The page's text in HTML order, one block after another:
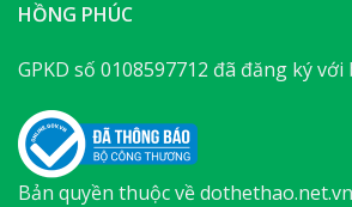
HỒNG PHÚC
GPKD số 0108597712 đã đăng ký
Bản quyền thuộc về dothethao.net.vn